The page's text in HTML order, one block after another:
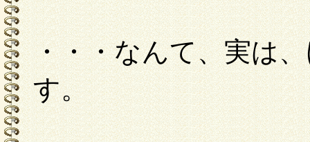
・・・なんて、実は
す。